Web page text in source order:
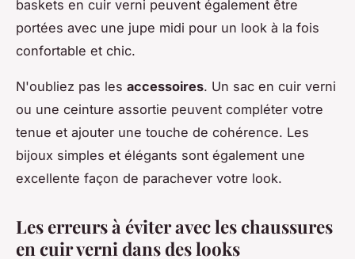
baskets en cuir verni peuvent également être
portées avec une jupe midi pour un look à la fois
confortable et chic.
N'oubliez pas les accessoires. Un sac en cuir verni
ou une ceinture assortie peuvent compléter votre
tenue et ajouter une touche de cohérence. Les
bijoux simples et élégants sont également une
excellente façon de parachever votre look.
Les erreurs à éviter avec les chaussures
en cuir verni dans des looks